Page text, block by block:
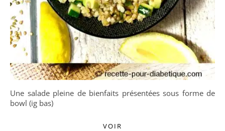
Une salade pleine de bienfaits présentées sous forme de
bowl (ig bas)
VOIR